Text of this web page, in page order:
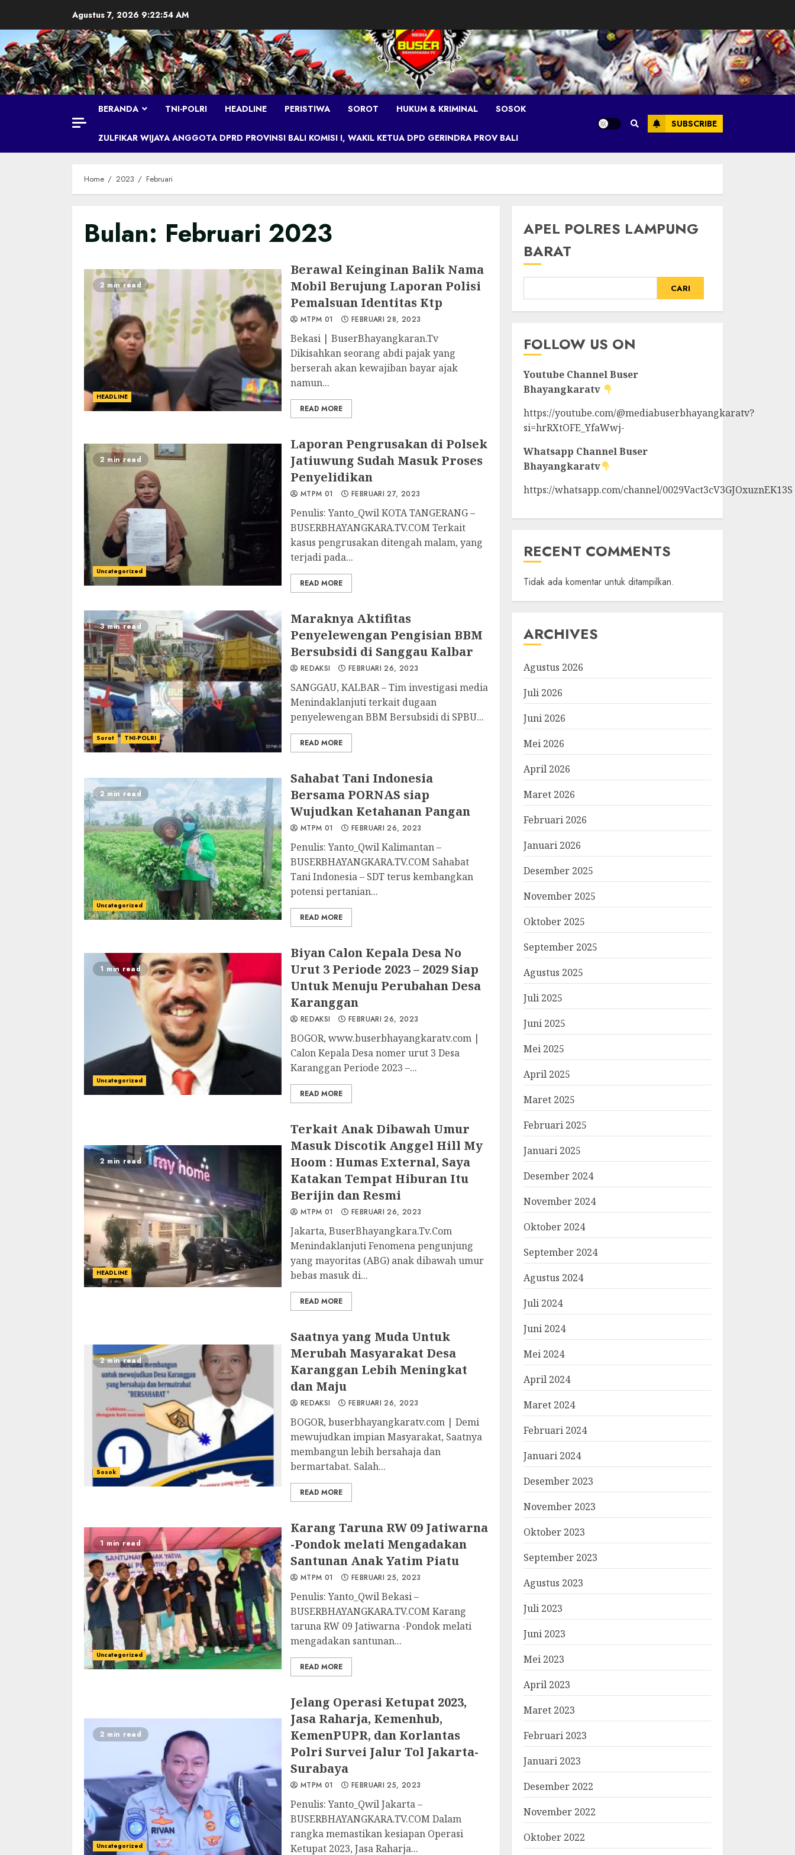
content
Agustus 7, 2026 9:22:55 AM
BERANDA TNI-POLRI HEADLINE PERISTIWA SOROT HUKUM & KRIMINAL SOSOK
ZULFIKAR WIJAYA ANGGOTA DPRD PROVINSI BALI KOMISI I, WAKIL KETUA DPD GERINDRA PROV BALI
SUBSCRIBE
Home 2023 Februari
Bulan: Februari 2023
2 min read
HEADLINE
Berawal Keinginan Balik Nama
Mobil Berujung Laporan Polisi
Pemalsuan Identitas Ktp
MTPM 01 FEBRUARI 28, 2023
Bekasi | BuserBhayangkaran.Tv
Dikisahkan seorang abdi pajak yang
berserah akan kewajiban bayar ajak
namun...
READ MORE
2 min read
Uncategorized
Laporan Pengrusakan di Polsek
Jatiuwung Sudah Masuk Proses
Penyelidikan
MTPM 01 FEBRUARI 27, 2023
Penulis: Yanto_Qwil KOTA TANGERANG –
BUSERBHAYANGKARA.TV.COM Terkait
kasus pengrusakan ditengah malam, yang
terjadi pada...
READ MORE
3 min read
Sorot TNI-POLRI
Maraknya Aktifitas
Penyelewengan Pengisian BBM
Bersubsidi di Sanggau Kalbar
REDAKSI FEBRUARI 26, 2023
SANGGAU, KALBAR – Tim investigasi media
Menindaklanjuti terkait dugaan
penyelewengan BBM Bersubsidi di SPBU...
READ MORE
2 min read
Uncategorized
Sahabat Tani Indonesia
Bersama PORNAS siap
Wujudkan Ketahanan Pangan
MTPM 01 FEBRUARI 26, 2023
Penulis: Yanto_Qwil Kalimantan –
BUSERBHAYANGKARA.TV.COM Sahabat
Tani Indonesia – SDT terus kembangkan
potensi pertanian...
READ MORE
1 min read
Uncategorized
Biyan Calon Kepala Desa No
Urut 3 Periode 2023 – 2029 Siap
Untuk Menuju Perubahan Desa
Karanggan
REDAKSI FEBRUARI 26, 2023
BOGOR, www.buserbhayangkaratv.com |
Calon Kepala Desa nomer urut 3 Desa
Karanggan Periode 2023 –...
READ MORE
2 min read
HEADLINE
Terkait Anak Dibawah Umur
Masuk Discotik Anggel Hill My
Hoom : Humas External, Saya
Katakan Tempat Hiburan Itu
Berijin dan Resmi
MTPM 01 FEBRUARI 26, 2023
Jakarta, BuserBhayangkara.Tv.Com
Menindaklanjuti Fenomena pengunjung
yang mayoritas (ABG) anak dibawah umur
bebas masuk di...
READ MORE
2 min read
Sosok
Saatnya yang Muda Untuk
Merubah Masyarakat Desa
Karanggan Lebih Meningkat
dan Maju
REDAKSI FEBRUARI 26, 2023
BOGOR, buserbhayangkaratv.com | Demi
mewujudkan impian Masyarakat, Saatnya
membangun lebih bersahaja dan
bermartabat. Salah...
READ MORE
1 min read
Uncategorized
Karang Taruna RW 09 Jatiwarna
-Pondok melati Mengadakan
Santunan Anak Yatim Piatu
MTPM 01 FEBRUARI 25, 2023
Penulis: Yanto_Qwil Bekasi –
BUSERBHAYANGKARA.TV.COM Karang
taruna RW 09 Jatiwarna -Pondok melati
mengadakan santunan...
READ MORE
2 min read
Uncategorized
Jelang Operasi Ketupat 2023,
Jasa Raharja, Kemenhub,
KemenPUPR, dan Korlantas
Polri Survei Jalur Tol Jakarta-
Surabaya
MTPM 01 FEBRUARI 25, 2023
Penulis: Yanto_Qwil Jakarta –
BUSERBHAYANGKARA.TV.COM Dalam
rangka memastikan kesiapan Operasi
Ketupat 2023, Jasa Raharja...
APEL POLRES LAMPUNG
BARAT
CARI
FOLLOW US ON
Youtube ChannelBuser
Bhayangkaratv
https://youtube.com/@mediabuserbhayangkaratv?
si=hrRXtOFE_YfaWwj-
Whatsapp ChannelBuser
Bhayangkaratv
https://whatsapp.com/channel/0029Vact3cV3GJOxuznEK13S
RECENT COMMENTS
Tidak ada komentar untuk ditampilkan.
ARCHIVES
Agustus 2026
Juli 2026
Juni 2026
Mei 2026
April 2026
Maret 2026
Februari 2026
Januari 2026
Desember 2025
November 2025
Oktober 2025
September 2025
Agustus 2025
Juli 2025
Juni 2025
Mei 2025
April 2025
Maret 2025
Februari 2025
Januari 2025
Desember 2024
November 2024
Oktober 2024
September 2024
Agustus 2024
Juli 2024
Juni 2024
Mei 2024
April 2024
Maret 2024
Februari 2024
Januari 2024
Desember 2023
November 2023
Oktober 2023
September 2023
Agustus 2023
Juli 2023
Juni 2023
Mei 2023
April 2023
Maret 2023
Februari 2023
Januari 2023
Desember 2022
November 2022
Oktober 2022